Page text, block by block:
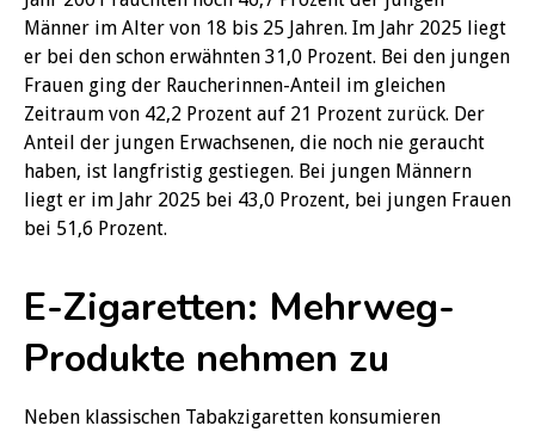
Männer im Alter von 18 bis 25 Jahren. Im Jahr 2025 liegt
er bei den schon erwähnten 31,0 Prozent. Bei den jungen
Frauen ging der Raucherinnen-Anteil im gleichen
Zeitraum von 42,2 Prozent auf 21 Prozent zurück. Der
Anteil der jungen Erwachsenen, die noch nie geraucht
haben, ist langfristig gestiegen. Bei jungen Männern
liegt er im Jahr 2025 bei 43,0 Prozent, bei jungen Frauen
bei 51,6 Prozent.
E-Zigaretten: Mehrweg-
Produkte nehmen zu
Neben klassischen Tabakzigaretten konsumieren